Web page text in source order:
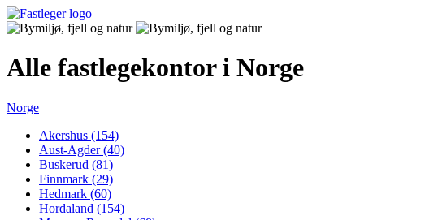
Alle fastlegekontor i Norge
Norge
Akershus (154)
Aust-Agder (40)
Buskerud (81)
Finnmark (29)
Hedmark (60)
Hordaland (154)